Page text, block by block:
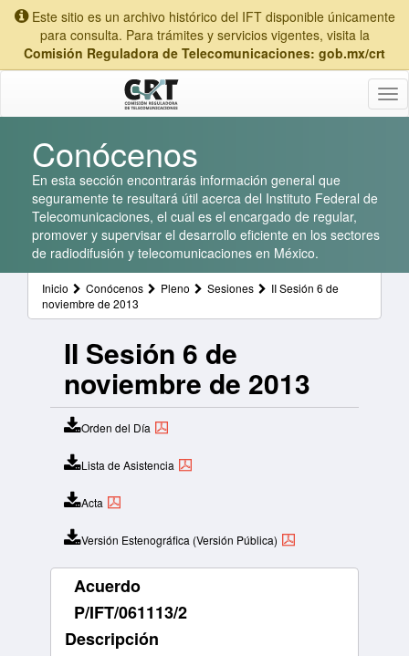
Este sitio es un archivo histórico del IFT disponible únicamente
para consulta. Para trámites y servicios vigentes, visita la
Comisión Reguladora de Telecomunicaciones: gob.mx/crt
Conócenos
En esta sección encontrarás información general que
seguramente te resultará útil acerca del Instituto Federal de
Telecomunicaciones, el cual es el encargado de regular,
promover y supervisar el desarrollo eficiente en los sectores
de radiodifusión y telecomunicaciones en México.
Inicio Conócenos Pleno Sesiones
II Sesión 6 de
noviembre de 2013
II Sesión 6 de
noviembre de 2013
Orden del Día
Lista de Asistencia
Acta
Versión Estenográfica (Versión Pública)
Acuerdo
P/IFT/061113/2
Descripción